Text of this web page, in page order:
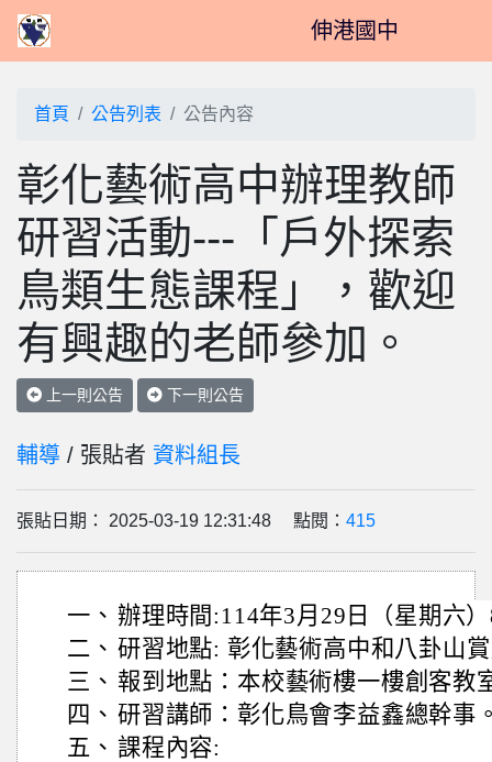
伸港國中
首頁 公告列表 公告內容
彰化藝術高中辦理教師
研習活動---「戶外探索
鳥類生態課程」，歡迎
有興趣的老師參加。
上一則公告 下一則公告
輔導 / 張貼者 資料組長
張貼日期： 2025-03-19 12:31:48 點閱： 415
一、 辦理時間:114年3月29日（星期六
二、 研習地點: 彰化藝術高中和八卦山
三、 報到地點：本校藝術樓一樓創客教
四、 研習講師：彰化鳥會李益鑫總幹事
五、 課程內容: